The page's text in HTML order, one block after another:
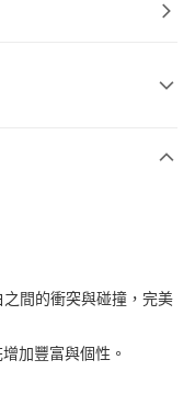
之間的衝突與碰撞，完美
加豐富與個性。